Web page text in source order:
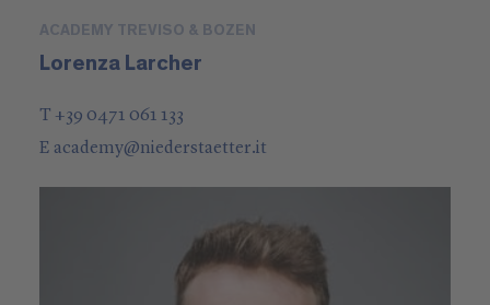
ACADEMY TREVISO & BOZEN
Lorenza Larcher
T +39 0471 061 133
E academy@niederstaetter.it